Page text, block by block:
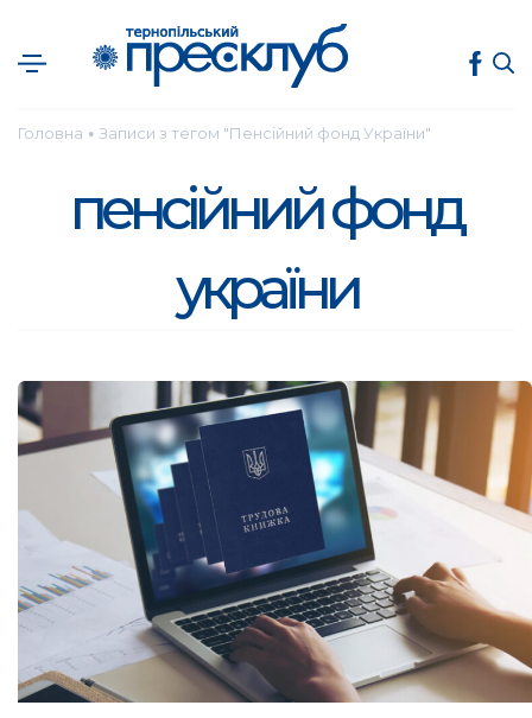
Головна ● Записи з тегом "Пенсійний фонд України"
пенсійний фонд
україни